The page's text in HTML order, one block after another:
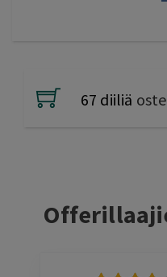
67 diiliä